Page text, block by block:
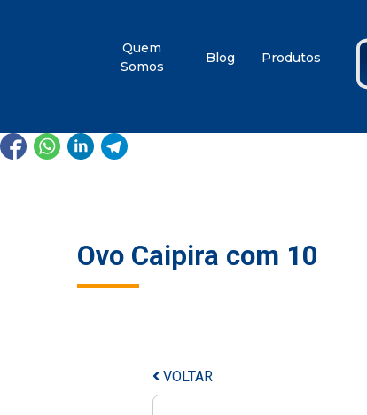
Quem
Somos
Blog Produtos
Ovo Caipira com 10
VOLTAR